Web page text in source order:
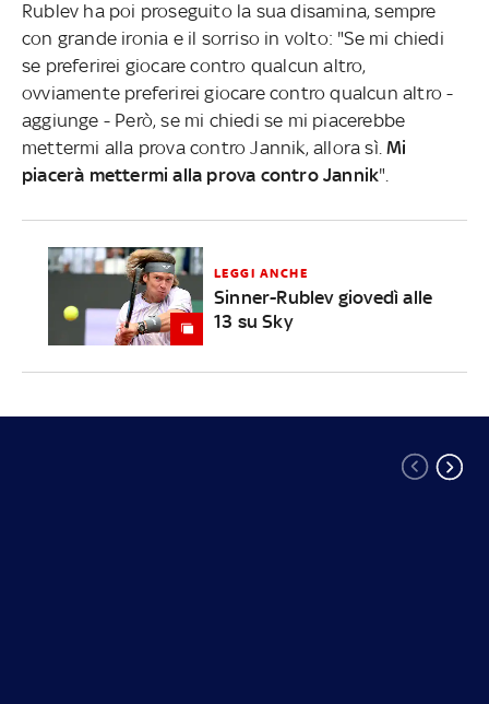
Rublev ha poi proseguito la sua disamina, sempre
con grande ironia e il sorriso in volto: "Se mi chiedi
se preferirei giocare contro qualcun altro,
ovviamente preferirei giocare contro qualcun altro -
aggiunge - Però, se mi chiedi se mi piacerebbe
mettermi alla prova contro Jannik, allora sì. Mi
piacerà mettermi alla prova contro Jannik".
LEGGI ANCHE
Sinner-Rublev giovedì alle
13 su Sky